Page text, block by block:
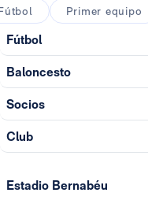
Primer equipo
Fútbol
Baloncesto
Socios
Club
Estadio Bernabéu